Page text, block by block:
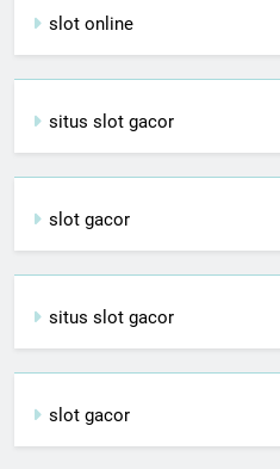
slot online
situs slot gacor
slot gacor
situs slot gacor
slot gacor